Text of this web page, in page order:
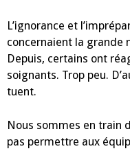
L’ignorance et
concernaient la grande
Depuis, certains ont
soignants. Trop peu.
tuent.
Nous sommes en train
pas permettre aux